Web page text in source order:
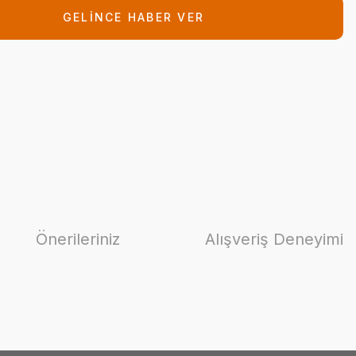
GELİNCE HABER VER
Önerileriniz Alışveriş Deneyimi